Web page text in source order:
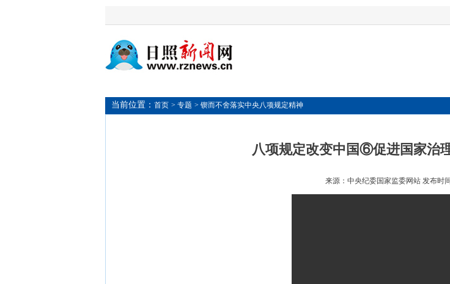
当前位置： 首页 > 专题 > 锲而不舍落实中央八项规定精神
八项规定改变中国⑥促进国家治
来源：中央纪委国家监委网站 发布时